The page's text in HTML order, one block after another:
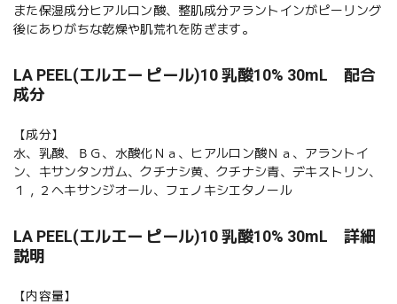
また保湿成分ヒアルロン酸、整肌成分アラントインがピーリング
後にありがちな乾燥や肌荒れを防ぎます。
LA PEEL(エルエー ピール)10 乳酸10% 30mL 配合
成分
【成分】
水、乳酸、ＢＧ、水酸化Ｎａ、ヒアルロン酸Ｎａ、アラントイ
ン、キサンタンガム、クチナシ黄、クチナシ青、デキストリン、
１，２ヘキサンジオール、フェノキシエタノール
LA PEEL(エルエー ピール)10 乳酸10% 30mL 詳細
説明
【内容量】